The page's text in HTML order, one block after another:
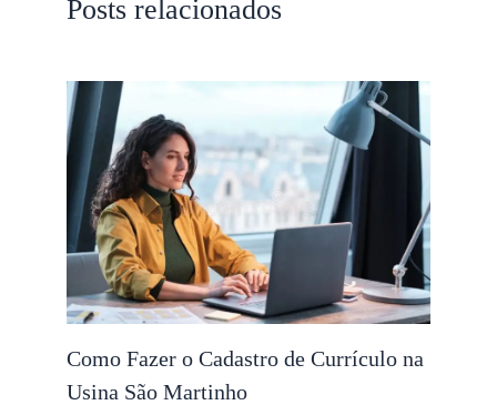
Posts relacionados
Como Fazer o Cadastro de Currículo na
Usina São Martinho